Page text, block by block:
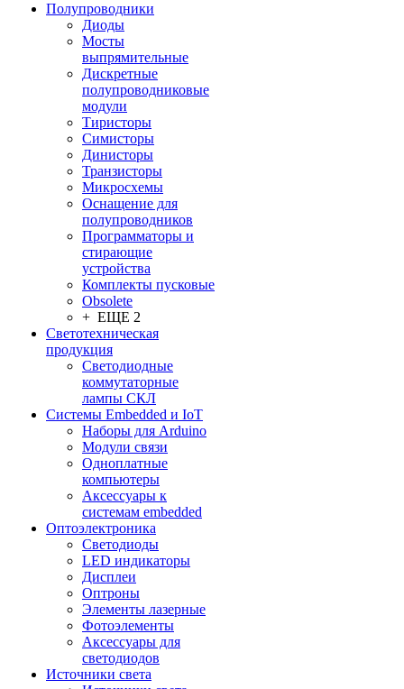
Полупроводники
Диоды
Мосты
выпрямительные
Дискретные
полупроводниковые
модули
Тиристоры
Симисторы
Динисторы
Транзисторы
Микросхемы
Оснащение для
полупроводников
Программаторы и
стирающие
устройства
Комплекты пусковые
Obsolete
+ ЕЩЕ 2
Светотехническая
продукция
Светодиодные
коммутаторные
лампы СКЛ
Системы Embedded и IoT
Наборы для Arduino
Модули связи
Одноплатные
компьютеры
Аксессуары к
системам embedded
Oптоэлектроника
Светодиоды
LED индикаторы
Дисплеи
Оптроны
Элементы лазерные
Фотоэлементы
Аксессуары для
светодиодов
Источники света